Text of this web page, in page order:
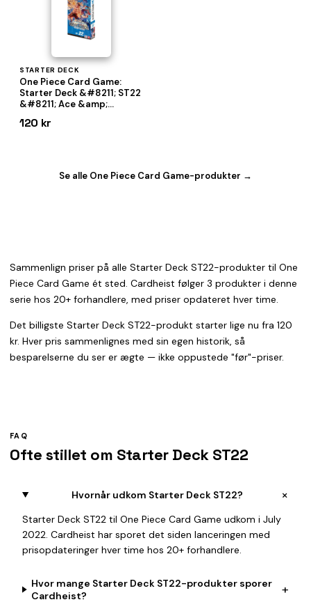
STARTER DECK
One Piece Card Game:
Starter Deck &#8211; ST22
&#8211; Ace &amp;
120 kr
Se alle One Piece Card Game-produkter →
Sammenlign priser på alle Starter Deck ST22-produkter til One
Piece Card Game ét sted. Cardheist følger 3 produkter i denne
serie hos 20+ forhandlere, med priser opdateret hver time.
Det billigste Starter Deck ST22-produkt starter lige nu fra 120
kr. Hver pris sammenlignes med sin egen historik, så
besparelserne du ser er ægte — ikke oppustede "før"-priser.
FAQ
Ofte stillet om Starter Deck ST22
Hvornår udkom Starter Deck ST22? +
Starter Deck ST22 til One Piece Card Game udkom i July
2022. Cardheist har sporet det siden lanceringen med
prisopdateringer hver time hos 20+ forhandlere.
Hvor mange Starter Deck ST22-produkter sporer
Cardheist?
+